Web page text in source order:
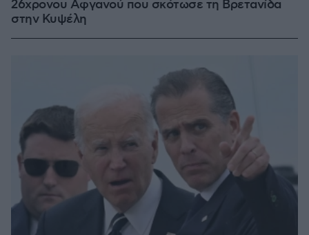
26χρονου Αφγανού που σκότωσε τη Βρετανίδα
στην Κυψέλη